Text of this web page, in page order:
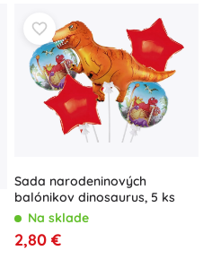
Sada narodeninových
balónikov dinosaurus, 5 ks
Na sklade
2,80 €